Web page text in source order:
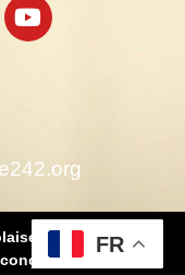
242 – média
conçu par SB
FR